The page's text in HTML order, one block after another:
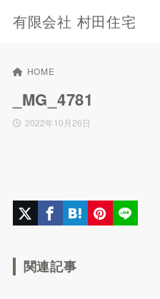
有限会社 村田住宅
HOME
_MG_4781
2022年10月26日
関連記事